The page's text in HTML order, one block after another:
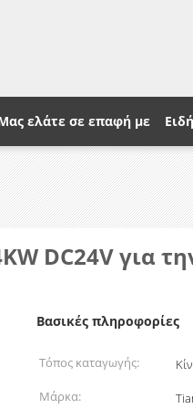
ελάτε σε επαφή με
DC24V για
Βασικές πληροφορίες
Τόπος καταγωγής:
Μάρκα: